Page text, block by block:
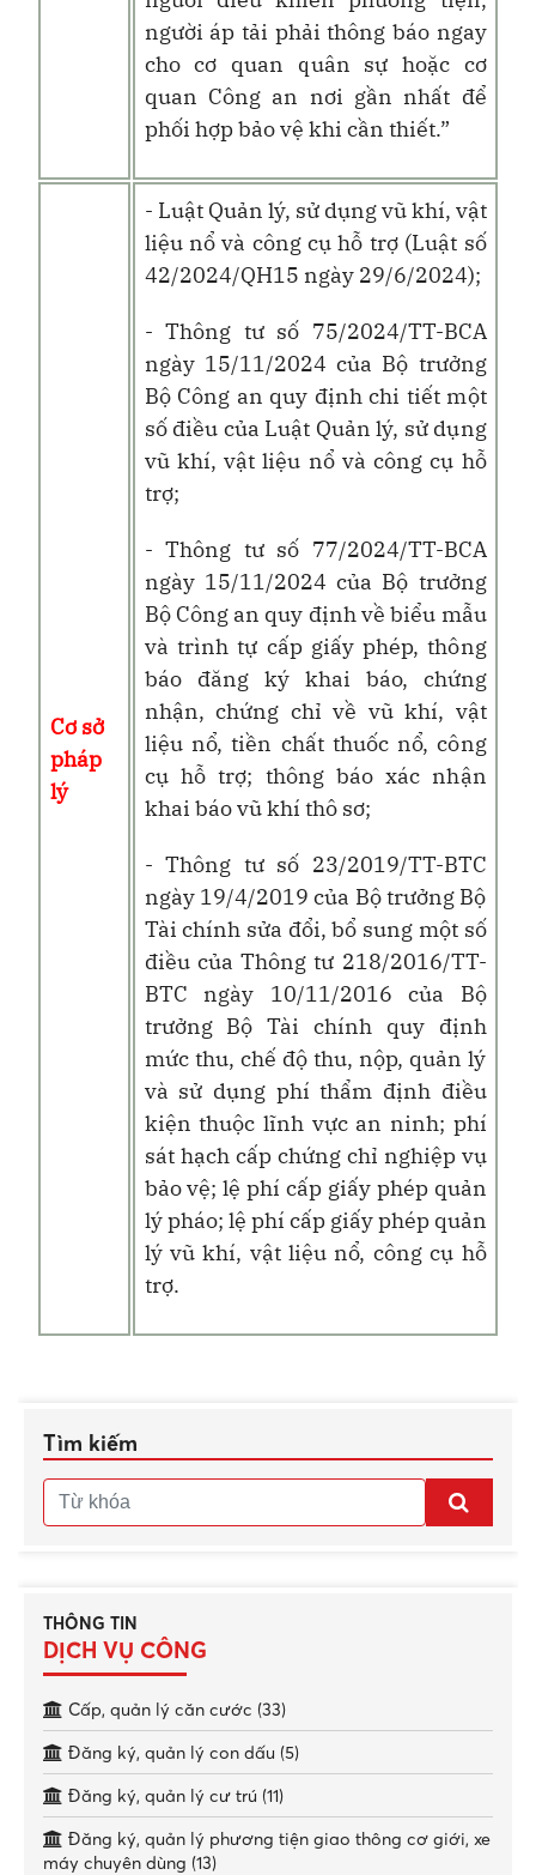
người áp tải phải thông báo ngay
cho cơ quan quân sự hoặc cơ
quan Công an nơi gần nhất để
phối hợp bảo vệ khi cần thiết.”
Cơ sở
pháp
lý
- Luật Quản lý, sử dụng vũ khí, vật
liệu nổ và công cụ hỗ trợ (Luật số
42/2024/QH15 ngày 29/6/2024);
- Thông tư số 75/2024/TT-BCA
ngày 15/11/2024 của Bộ trưởng
Bộ Công an quy định chi tiết một
số điều của Luật Quản lý, sử dụng
vũ khí, vật liệu nổ và công cụ hỗ
trợ;
- Thông tư số 77/2024/TT-BCA
ngày 15/11/2024 của Bộ trưởng
Bộ Công an quy định về biểu mẫu
và trình tự cấp giấy phép, thông
báo đăng ký khai báo, chứng
nhận, chứng chỉ về vũ khí, vật
liệu nổ, tiền chất thuốc nổ, công
cụ hỗ trợ; thông báo xác nhận
khai báo vũ khí thô sơ;
- Thông tư số 23/2019/TT-BTC
ngày 19/4/2019 của Bộ trưởng Bộ
Tài chính sửa đổi, bổ sung một số
điều của Thông tư 218/2016/TT-
BTC ngày 10/11/2016 của Bộ
trưởng Bộ Tài chính quy định
mức thu, chế độ thu, nộp, quản lý
và sử dụng phí thẩm định điều
kiện thuộc lĩnh vực an ninh; phí
sát hạch cấp chứng chỉ nghiệp vụ
bảo vệ; lệ phí cấp giấy phép quản
lý pháo; lệ phí cấp giấy phép quản
lý vũ khí, vật liệu nổ, công cụ hỗ
trợ.
Tìm kiếm
THÔNG TIN
DỊCH VỤ CÔNG
Cấp, quản lý căn cước (33)
Đăng ký, quản lý con dấu (5)
Đăng ký, quản lý cư trú (11)
Đăng ký, quản lý phương tiện giao thông cơ giới, xe
máy chuyên dùng (13)